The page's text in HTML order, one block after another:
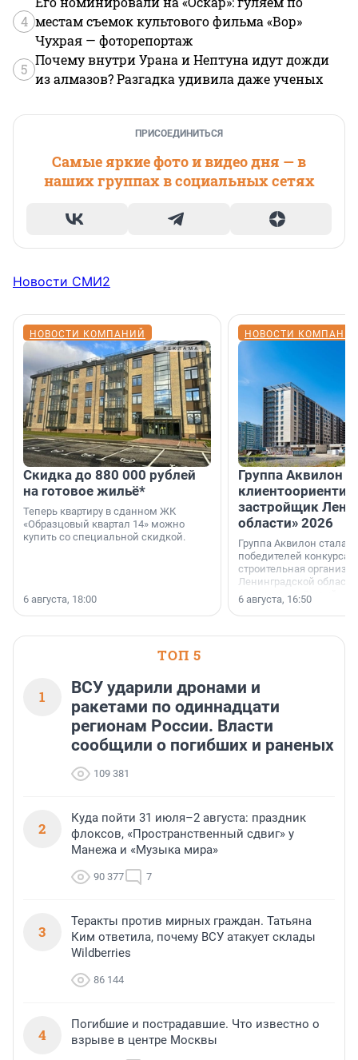
4 местам съемок культового фильма «Вор»
Чухрая — фоторепортаж
5
Почему внутри Урана и Нептуна идут дожди
из алмазов? Разгадка удивила даже ученых
ПРИСОЕДИНИТЬСЯ
Самые яркие фото и видео дня — в
наших группах в социальных сетях
Новости СМИ2
НОВОСТИ КОМПАНИЙ
Скидка до 880 000 рублей
на готовое жильё*
Теперь квартиру в сданном ЖК
«Образцовый квартал 14» можно
купить со специальной скидкой.
6 августа, 18:00
НОВОСТИ
Группа Аквилон
застройщик
области» 2026
Группа Аквилон стала
победителей конкурса
строительная
Ленинградской области
номинации «Самый
застройщик
области».
6 августа, 16:50
ТОП 5
1
ВСУ ударили дронами и
ракетами по одиннадцати
регионам России. Власти
сообщили о погибших и раненых
109 381
2
Куда пойти 31 июля–2 августа: праздник
флоксов, «Пространственный сдвиг» у
Манежа и «Музыка мира»
90 377 7
3
Теракты против мирных граждан. Татьяна
Ким ответила, почему ВСУ атакует склады
Wildberries
86 144
4
Погибшие и пострадавшие. Что известно о
взрыве в центре Москвы